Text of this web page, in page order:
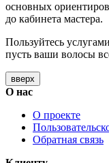
основных
до кабинета мастера.
Пользуйтесь
пусть ваши волосы
вверх
О нас
О проекте
Обратная связь